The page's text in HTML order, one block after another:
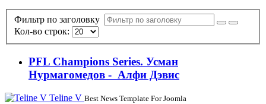
Фильтр по заголовку
Кол-во строк:
PFL Champions Series. Усман
Нурмагомедов - Алфи Дэвис
Teline V Best News Template For Joomla